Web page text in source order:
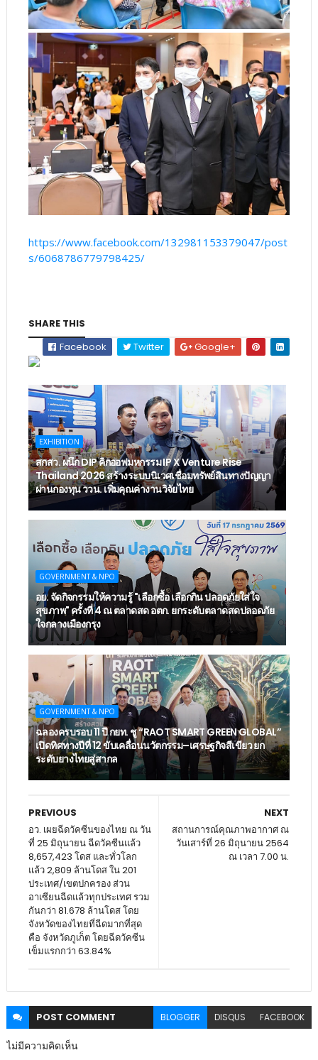
https://www.facebook.com/132981153379047/post
s/6068786779798425/
SHARE THIS
Facebook
Twitter Google+
EXHIBITION
สกสว. ผนึก DIP คิกออฟมหกรรม IP X Venture Rise
Thailand 2026 สร้างระบบนิเวศเชื่อมทรัพย์สินทางปัญญา
ผ่านกองทุน ววน. เพิ่มคุณค่างานวิจัยไทย
GOVERNMENT & NPO
อย. จัดกิจกรรมให้ความรู้ "เลือกซื้อ เลือกกิน ปลอดภัยใส่ใจ
สุขภาพ" ครั้งที่ 4 ณ ตลาดสด อตก. ยกระดับตลาดสดปลอดภัย
ใจกลางเมืองกรุง
GOVERNMENT & NPO
ฉลองครบรอบ 11 ปี กยท. ชู “RAOT SMART GREEN GLOBAL”
เปิดทิศทางปีที่ 12 ขับเคลื่อนนวัตกรรม–เศรษฐกิจสีเขียว ยก
ระดับยางไทยสู่สากล
NEXT
สถานการณ์คุณภาพอากาศ ณ
วันเสาร์ที่ 26 มิถุนายน 2564
ณ เวลา 7.00 น.
PREVIOUS
อว. เผยฉีดวัคซีนของไทย ณ วัน
ที่ 25 มิถุนายน ฉีดวัคซีนแล้ว
8,657,423 โดส และทั่วโลก
แล้ว 2,809 ล้านโดส ใน 201
ประเทศ/เขตปกครอง ส่วน
อาเซียนฉีดแล้วทุกประเทศ รวม
กันกว่า 81.678 ล้านโดส โดย
จังหวัดของไทยที่ฉีดมากที่สุด
คือ จังหวัดภูเก็ต โดยฉีดวัคซีน
เข็มแรกกว่า 63.84%
POST COMMENT BLOGGER DISQUS FACEBOOK
ไม่มีความคิดเห็น